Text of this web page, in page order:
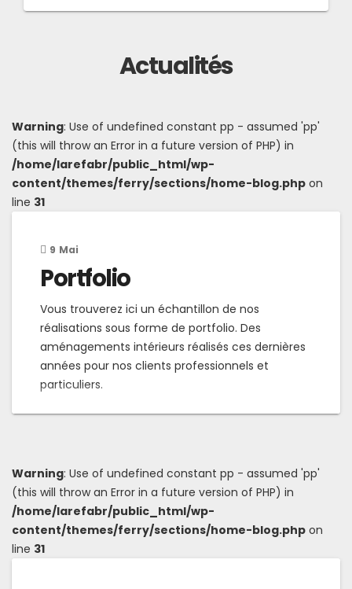
Actualités
Warning: Use of undefined constant pp - assumed 'pp'
(this will throw an Error in a future version of PHP) in
/home/larefabr/public_html/wp-
content/themes/ferry/sections/home-blog.php on
line 31
9 Mai
Portfolio
Vous trouverez ici un échantillon de nos
réalisations sous forme de portfolio. Des
aménagements intérieurs réalisés ces dernières
années pour nos clients professionnels et
particuliers.
Warning: Use of undefined constant pp - assumed 'pp'
(this will throw an Error in a future version of PHP) in
/home/larefabr/public_html/wp-
content/themes/ferry/sections/home-blog.php on
line 31